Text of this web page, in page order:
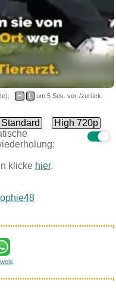
H L
um 5 Sek. vor-/zurück,
Standard
High 720p
klicke hier.